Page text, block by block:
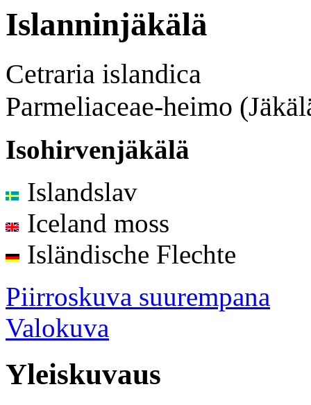
Islanninjäkälä
Cetraria islandica
Parmeliaceae-heimo
Isohirvenjäkälä
Islandslav
Iceland moss
Isländische Flechte
Piirroskuva suurempana
Valokuva
Yleiskuvaus